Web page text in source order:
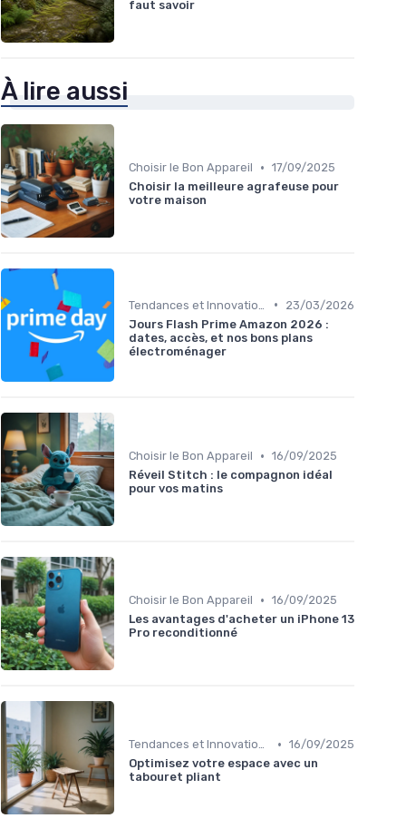
faut savoir
À lire aussi
Choisir le Bon Appareil • 17/09/2025
Choisir la meilleure agrafeuse pour
votre maison
•
23/03/2026
Jours Flash Prime Amazon 2026 :
dates, accès, et nos bons plans
électroménager
Choisir le Bon Appareil • 16/09/2025
Réveil Stitch : le compagnon idéal
pour vos matins
Choisir le Bon Appareil • 16/09/2025
Les avantages d'acheter un iPhone 13
Pro reconditionné
Tendances et Innovations • 16/09/2025
Optimisez votre espace avec un
tabouret pliant